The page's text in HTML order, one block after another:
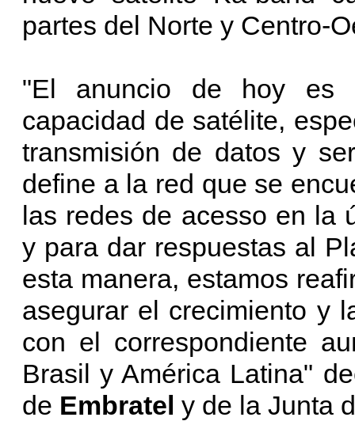
partes del Norte y Centro-
"El anuncio de hoy es
capacidad de satélite,
transmisión de datos y
define a la red que se
las redes de acesso en la
y para dar respuestas al
esta manera, estamos
asegurar el crecimiento y
con el correspondiente
Brasil y América Latina"
de Embratel y de la Junta